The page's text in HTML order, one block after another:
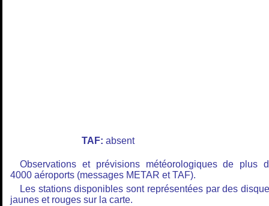
TAF: absent
Observations et prévisions météorologiques de plus
4000 aéroports (messages METAR et TAF).
Les stations disponibles sont représentées par des
jaunes et rouges sur la carte.